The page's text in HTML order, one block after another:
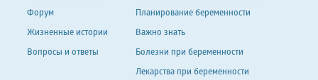
Форум
Жизненные истории
Вопросы и ответы
Планирование беременности
Важно знать
Болезни при беременности
Лекарства при беременности